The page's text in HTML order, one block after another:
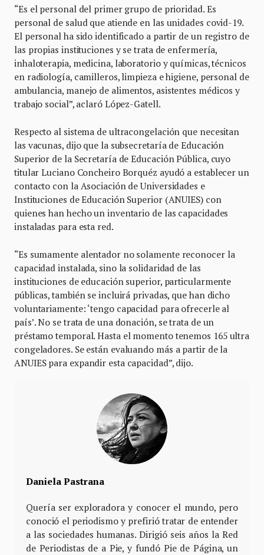
“Es el personal del primer grupo de prioridad. Es
personal de salud que atiende en las unidades covid-19.
El personal ha sido identificado a partir de un registro de
las propias instituciones y se trata de enfermería,
inhaloterapia, medicina, laboratorio y químicas, técnicos
en radiología, camilleros, limpieza e higiene, personal de
ambulancia, manejo de alimentos, asistentes médicos y
trabajo social”, aclaró López-Gatell.
Respecto al sistema de ultracongelación que necesitan
las vacunas, dijo que la subsecretaría de Educación
Superior de la Secretaría de Educación Pública, cuyo
titular Luciano Concheiro Borquéz ayudó a establecer un
contacto con la Asociación de Universidades e
Instituciones de Educación Superior (ANUIES) con
quienes han hecho un inventario de las capacidades
instaladas para esta red.
“Es sumamente alentador no solamente reconocer la
capacidad instalada, sino la solidaridad de las
instituciones de educación superior, particularmente
públicas, también se incluirá privadas, que han dicho
voluntariamente: ‘tengo capacidad para ofrecerle al
país’. No se trata de una donación, se trata de un
préstamo temporal. Hasta el momento tenemos 165 ultra
congeladores. Se están evaluando más a partir de la
ANUIES para expandir esta capacidad”, dijo.
Daniela Pastrana
Quería ser exploradora y conocer el mundo, pero
conoció el periodismo y prefirió tratar de entender
a las sociedades humanas. Dirigió seis años la Red
de Periodistas de a Pie, y fundó Pie de Página, un